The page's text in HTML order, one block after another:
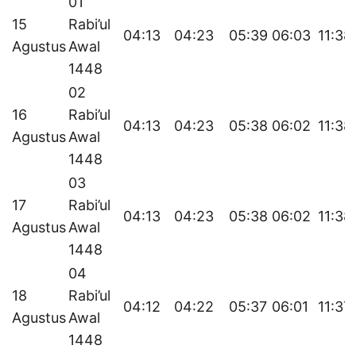
15
Agustus
Rabi’ul
Awal
1448
04:13 04:23 05:39 06:03 11:38
16
Agustus
02
Rabi’ul
Awal
1448
04:13 04:23 05:38 06:02 11:38
17
Agustus
03
Rabi’ul
Awal
1448
04:13 04:23 05:38 06:02 11:38
18
Agustus
04
Rabi’ul
Awal
1448
04:12 04:22 05:37 06:01 11:37